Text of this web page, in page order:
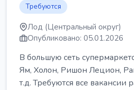
Требуются
Лод (Центральный округ)
Опубликовано: 05.01.2026
В большую сеть
Ям, Холон, Ришон Лецион,
т.д. Требуются все вакансии